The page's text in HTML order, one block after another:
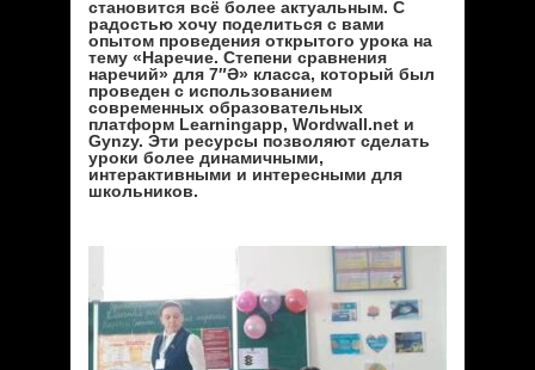
становится всё более актуальным. С
радостью хочу поделиться с вами
опытом проведения открытого урока на
тему «Наречие. Степени сравнения
наречий» для 7″Ә» класса, который был
проведен с использованием
современных образовательных
платформ Learningapp, Wordwall.net и
Gynzy. Эти ресурсы позволяют сделать
уроки более динамичными,
интерактивными и интересными для
школьников.